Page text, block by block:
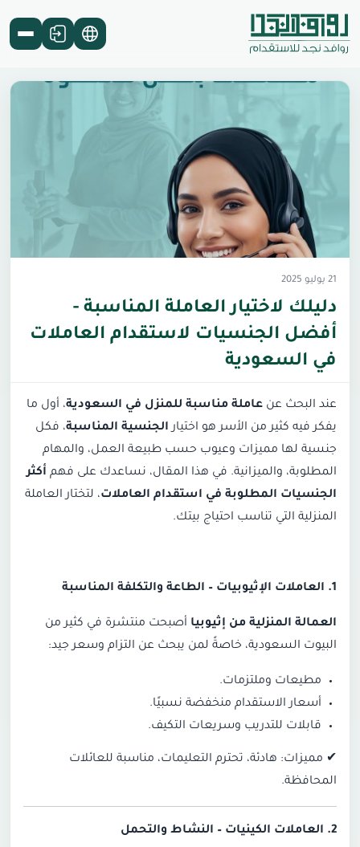
21 يوليو 2025
دليلك لاختيار العاملة المناسبة -
أفضل الجنسيات لاستقدام العاملات
في السعودية
عند البحث عن عاملة مناسبة للمنزل في السعودية، أول ما
يفكر فيه كثير من الأسر هو اختيارالجنسية المناسبة، فكل
جنسية لها مميزات وعيوب حسب طبيعة العمل، والمهام
المطلوبة، والميزانية. في هذا المقال، نساعدك على فهم أكثر
الجنسيات المطلوبة في استقدام العاملات، لتختار العاملة
المنزلية التي تناسب احتياج بيتك.
1. العاملات الإثيوبيات – الطاعة والتكلفة المناسبة
العمالة المنزلية من إثيوبيا أصبحت منتشرة في كثير من
البيوت السعودية، خاصةً لمن يبحث عن التزام وسعر جيد:
مطيعات وملتزمات.
أسعار الاستقدام منخفضة نسبيًا.
قابلات للتدريب وسريعات التكيف.
✔ مميزات: هادئة، تحترم التعليمات، مناسبة للعائلات
المحافظة.
2. العاملات الكينيات – النشاط والتحمل